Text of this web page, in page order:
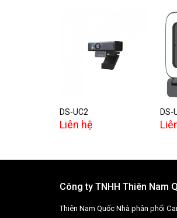
Add to
DS-UC2
Liên hệ
DS-
Công ty TNHH Thiên Nam
Thiên Nam Quốc Nhà phân phối